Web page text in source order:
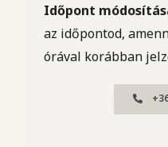
Időpont
az időpontod,
órával korábban